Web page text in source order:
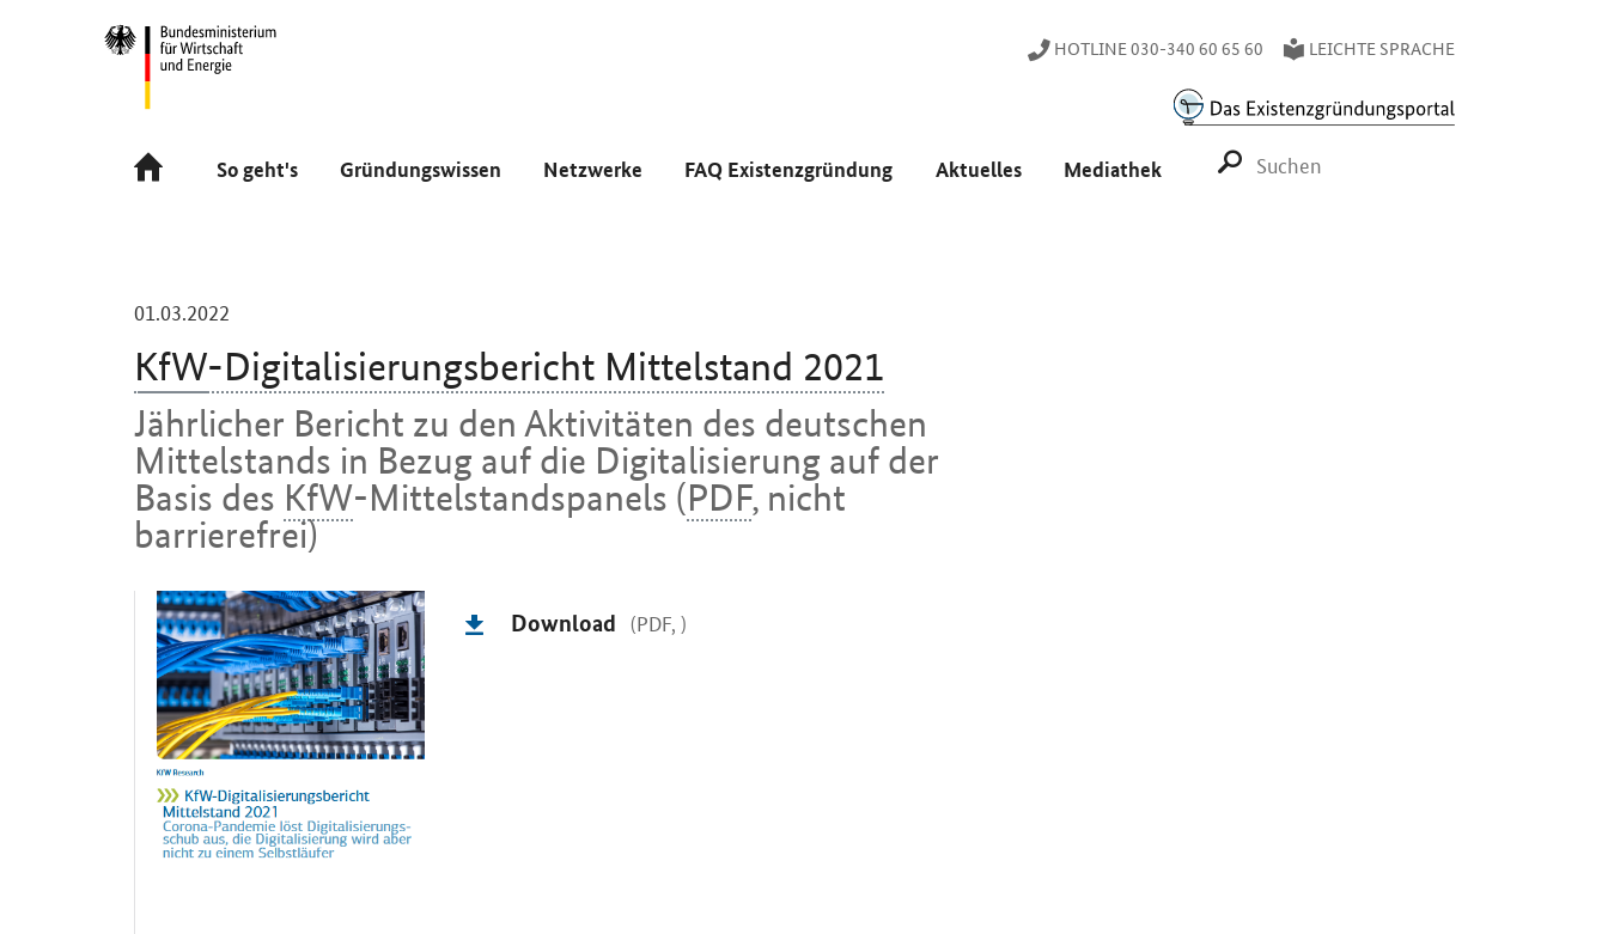
Navigation
Hauptmenü HOTLINE 030-340 60 65 60 LEICHTE SPRACHE
So geht's Gründungswissen Netzwerke FAQ Existenzgründung Aktuelles Mediathek SUCHE STARTEN
01.03.2022
KfW-Digitalisierungsbericht Mittelstand 2021
Jährlicher Bericht zu den Aktivitäten des deutschen
Mittelstands in Bezug auf die Digitalisierung auf der
Basis des KfW-Mittelstandspanels (PDF, nicht
barrierefrei)
Einleitung Download (PDF, )